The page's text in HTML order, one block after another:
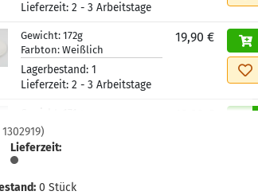
Lieferzeit: 2 - 3 Arbeitstage
Gewicht: 172g
Farbton: Weißlich
Lagerbestand: 1
Lieferzeit: 2 - 3 Arbeitstage
19,90 €
Farbton:
Lagerbestand:
1302919)
Lieferzeit:
0 Stück